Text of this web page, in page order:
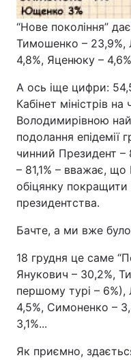
“Нове покоління”
Тимошенко – 23,9%,
4,8%, Яценюку –
А ось іще цифри:
Кабінет міністрів
Володимирівною
подолання епідемії
чинний Президент –
– 81,1% – вважає,
обіцянку покращити
президентства.
Бачте, а ми вже
18 грудня це саме
Янукович – 30,2%,
першому турі –
4,5%, Симоненко –
3,1%...
Як приємно,